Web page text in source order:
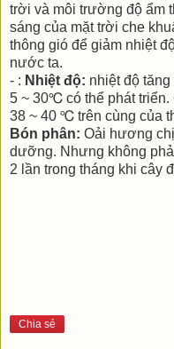
trời và môi trường độ ẩm
sáng của mặt trời che
thông gió để giảm nhiệt
nước ta.
- : Nhiệt độ: nhiệt độ
5 ~ 30℃ có thể phát
38 ~ 40 ℃ trên cùng của
Bón phân: Oải hương
dưỡng. Nhưng không
2 lần trong tháng khi cây
Chia sẻ